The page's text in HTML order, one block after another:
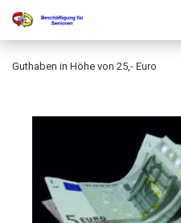
Guthaben in Höhe von 25,- Euro